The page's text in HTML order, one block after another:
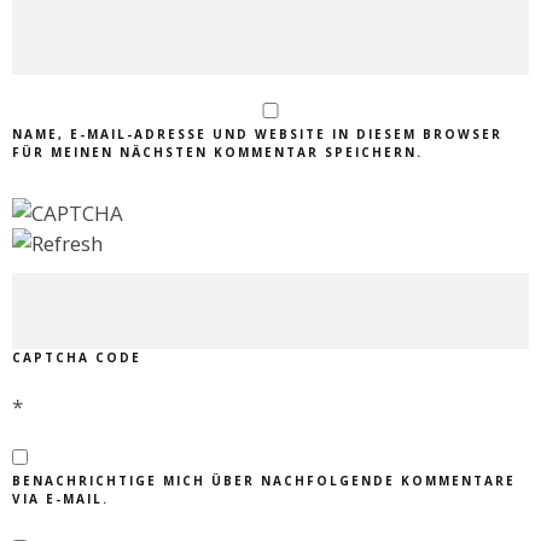
NAME, E-MAIL-ADRESSE UND WEBSITE IN DIESEM BROWSER
FÜR MEINEN NÄCHSTEN KOMMENTAR SPEICHERN.
CAPTCHA CODE
*
BENACHRICHTIGE MICH ÜBER NACHFOLGENDE KOMMENTARE
VIA E-MAIL.